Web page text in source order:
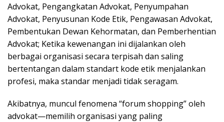
Advokat, Pengangkatan Advokat, Penyumpahan
Advokat, Penyusunan Kode Etik, Pengawasan Advokat,
Pembentukan Dewan Kehormatan, dan Pemberhentian
Advokat; Ketika kewenangan ini dijalankan oleh
berbagai organisasi secara terpisah dan saling
bertentangan dalam standart kode etik menjalankan
profesi, maka standar menjadi tidak seragam.
Akibatnya, muncul fenomena “forum shopping” oleh
advokat—memilih organisasi yang paling